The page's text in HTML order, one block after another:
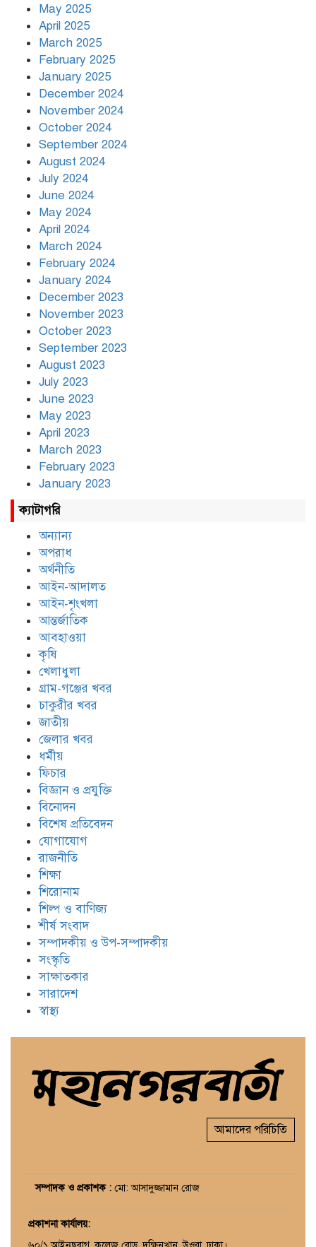
May 2025
April 2025
March 2025
February 2025
January 2025
December 2024
November 2024
October 2024
September 2024
August 2024
July 2024
June 2024
May 2024
April 2024
March 2024
February 2024
January 2024
December 2023
November 2023
October 2023
September 2023
August 2023
July 2023
June 2023
May 2023
April 2023
March 2023
February 2023
January 2023
ক্যাটাগরি
অন্যান্য
অপরাধ
অর্থনীতি
আইন-আদালত
আইন-শৃংখলা
আন্তর্জাতিক
আবহাওয়া
কৃষি
খেলাধুলা
গ্রাম-গঞ্জের খবর
চাকুরীর খবর
জাতীয়
জেলার খবর
ধর্মীয়
ফিচার
বিজ্ঞান ও প্রযুক্তি
বিনোদন
বিশেষ প্রতিবেদন
যোগাযোগ
রাজনীতি
শিক্ষা
শিরোনাম
শিল্প ও বাণিজ্য
শীর্ষ সংবাদ
সম্পাদকীয় ও উপ-সম্পাদকীয়
সংস্কৃতি
সাক্ষাতকার
সারাদেশ
স্বাস্থ্য
আমাদের পরিচিতি
সম্পাদক ও প্রকাশক : মো: আসাদুজ্জামান রোজ
প্রকাশনা কার্যালয়: